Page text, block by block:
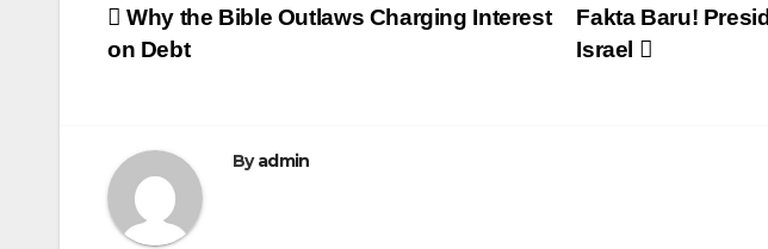
Post
Fakta Baru!
Israel
Why the Bible Outlaws Charging Interest
on Debt
Byadmin